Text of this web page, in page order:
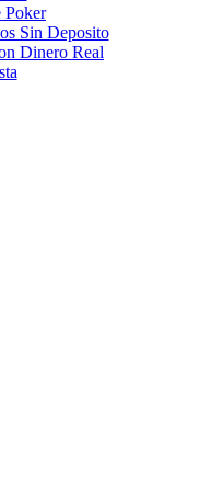
Poker
Sin Deposito
Dinero Real